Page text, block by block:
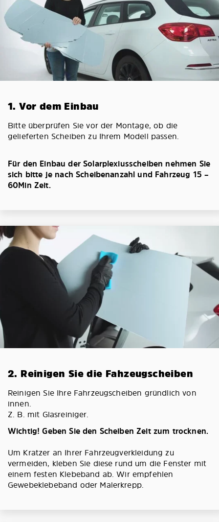
1. Vor dem Einbau
Bitte überprüfen Sie vor der Montage, ob die
gelieferten Scheiben zu Ihrem Modell passen.
Für den Einbau der Solarplexiusscheiben nehmen Sie
sich bitte je nach Scheibenanzahl und Fahrzeug 15 –
60Min Zeit.
2. Reinigen Sie die Fahzeugscheiben
Reinigen Sie Ihre Fahrzeugscheiben gründlich von
innen.
Z. B. mit Glasreiniger.
Wichtig! Geben Sie den Scheiben Zeit zum trocknen.
Um Kratzer an Ihrer Fahrzeugverkleidung zu
vermeiden, kleben Sie diese rund um die Fenster mit
einem festen Klebeband ab. Wir empfehlen
Gewebeklebeband oder Malerkrepp.